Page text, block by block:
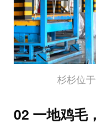
杉杉位
02 一地鸡毛